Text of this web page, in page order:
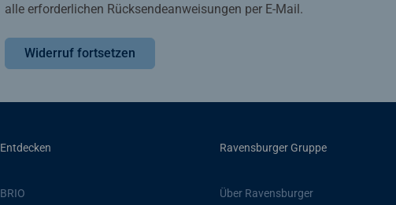
alle erforderlichen Rücksendeanweisungen per E-Mail.
Widerruf fortsetzen
Entdecken
BRIO
Ravensburger Gruppe
Über Ravensburger